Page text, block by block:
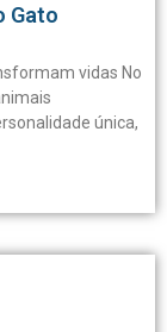
Gato
vidas No
única,